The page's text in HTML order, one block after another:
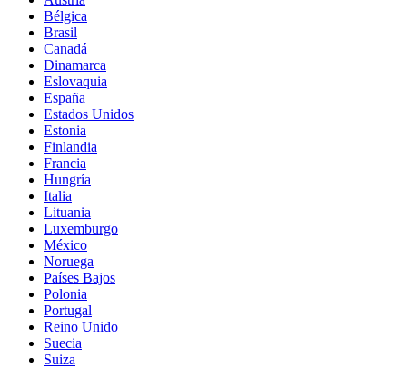
Bélgica
Brasil
Canadá
Dinamarca
Eslovaquia
España
Estados Unidos
Estonia
Finlandia
Francia
Hungría
Italia
Lituania
Luxemburgo
México
Noruega
Países Bajos
Polonia
Portugal
Reino Unido
Suecia
Suiza